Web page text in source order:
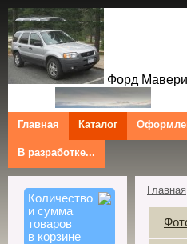
Форд
Трибют
Ford Maverick/
Tribute Ford Kuga/
Главная Каталог
В разработке...
Количество
и сумма
товаров
в корзине
Главная